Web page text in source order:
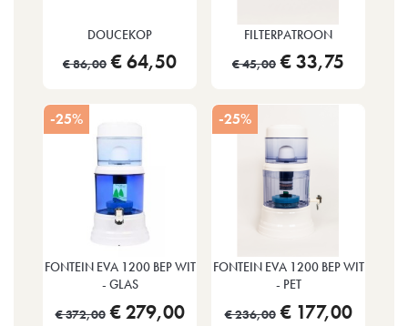
DOUCEKOP
€ 86,00 € 64,50
FILTERPATROON
€ 45,00 € 33,75
FONTEIN EVA 1200 BEP WIT
- GLAS
€ 372,00 € 279,00
-25%
FONTEIN EVA 1200 BEP WIT
- PET
€ 236,00 € 177,00
-25%